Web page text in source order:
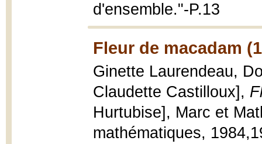
d'ensemble."-P.13
Fleur de macadam
Ginette Laurendeau,
Claudette Castilloux],
Hurtubise], Marc et
mathématiques,